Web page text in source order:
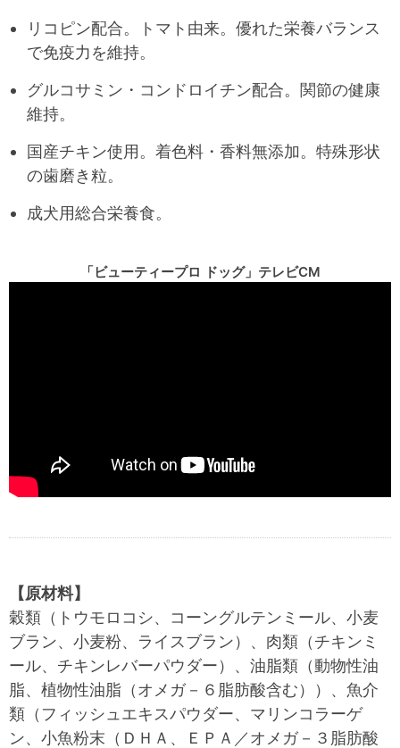
リコピン配合。トマト由来。優れた栄養バランス
で免疫力を維持。
グルコサミン・コンドロイチン配合。関節の健康
維持。
国産チキン使用。着色料・香料無添加。特殊形状
の歯磨き粒。
成犬用総合栄養食。
「ビューティープロ ドッグ」テレビCM
【原材料】
穀類（トウモロコシ、コーングルテンミール、小麦
ブラン、小麦粉、ライスブラン）、肉類（チキンミ
ール、チキンレバーパウダー）、油脂類（動物性油
脂、植物性油脂（オメガ－６脂肪酸含む））、魚介
類（フィッシュエキスパウダー、マリンコラーゲ
ン、小魚粉末（ＤＨＡ、ＥＰＡ／オメガ－３脂肪酸